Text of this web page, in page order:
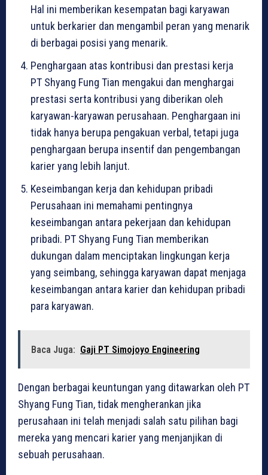
Hal ini memberikan kesempatan bagi karyawan
untuk berkarier dan mengambil peran yang menarik
di berbagai posisi yang menarik.
Penghargaan atas kontribusi dan prestasi kerja
PT Shyang Fung Tian mengakui dan menghargai
prestasi serta kontribusi yang diberikan oleh
karyawan-karyawan perusahaan. Penghargaan ini
tidak hanya berupa pengakuan verbal, tetapi juga
penghargaan berupa insentif dan pengembangan
karier yang lebih lanjut.
Keseimbangan kerja dan kehidupan pribadi
Perusahaan ini memahami pentingnya
keseimbangan antara pekerjaan dan kehidupan
pribadi. PT Shyang Fung Tian memberikan
dukungan dalam menciptakan lingkungan kerja
yang seimbang, sehingga karyawan dapat menjaga
keseimbangan antara karier dan kehidupan pribadi
para karyawan.
Baca Juga: Gaji PT Simojoyo Engineering
Dengan berbagai keuntungan yang ditawarkan oleh PT
Shyang Fung Tian, tidak mengherankan jika
perusahaan ini telah menjadi salah satu pilihan bagi
mereka yang mencari karier yang menjanjikan di
sebuah perusahaan.